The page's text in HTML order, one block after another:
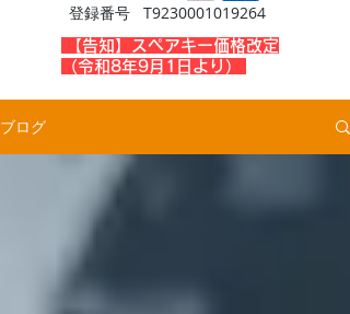
登録番号 T9230001019264
​【告知】スペアキー価格改定
（令和8年9月1日より）
ブログ